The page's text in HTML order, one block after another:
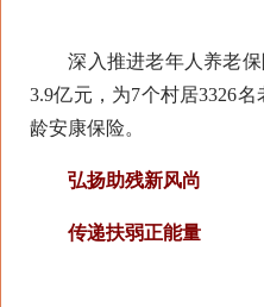
深入推进老年人养老保险
3.9亿元，为7个村居3326
龄安康保险。
弘扬助残新风尚
传递扶弱正能量